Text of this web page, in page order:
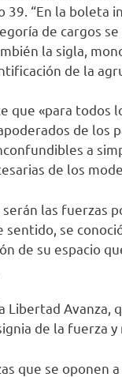
39. “En la boleta
de cargos
la sigla,
de la
que «para todos
de los
a
de los
las fuerzas
sentido, se
de su espacio
Libertad Avanza,
de la fuerza
que se oponen